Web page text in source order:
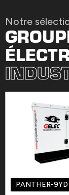
Notre
PANTHER-9YD